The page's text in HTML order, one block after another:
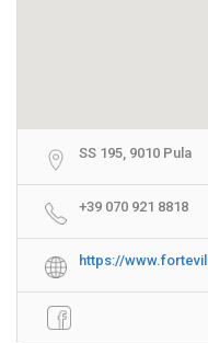
SS 195, 9010 Pula
+39 070 921 8818
https://